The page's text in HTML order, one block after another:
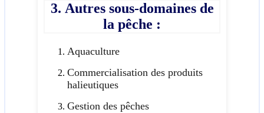
3. Autres sous-domaines de
la pêche :
Aquaculture
Commercialisation des produits
halieutiques
Gestion des pêches